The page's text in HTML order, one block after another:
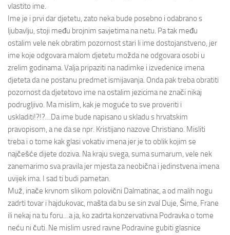
vlastito ime.
Ime je i prvi dar djetetu, zato neka bude posebno i odabrano s
ljubavlju, stoji među brojnim savjetima na netu. Pa tak među
ostalim vele nek obratim pozornost stari li ime dostojanstveno, jer
ime koje odgovara malom djetetu možda ne odgovara osobi u
zrelim godinama. Valja pripaziti na nadimke i izvedenice imena
djeteta da ne postanu predmet ismijavanja. Onda pak treba obratiti
pozornost da djetetovo ime na ostalim jezicima ne znači nikaj
podrugljivo. Ma mislim, kak je moguće to sve proveriti i
uskladiti!?!?…Da ime bude napisano u skladu s hrvatskim
pravopisom, a ne da se npr. Kristijano nazove Christiano. Misliti
treba i o tome kak glasi vokativ imena jer je to oblik kojim se
najčešće dijete doziva. Na kraju svega, suma sumarum, vele nek
zanemarimo sva pravila jer mjesta za neobična i jedinstvena imena
uvijek ima. I sad ti budi pametan.
Muž, inače krvnom slikom polovični Dalmatinac, a od malih nogu
zadrti tovar i hajdukovac, mašta da bu se sin zval Duje, Šime, Frane
ili nekaj na tu foru…a ja, ko zadrta konzervativna Podravka o tome
neću ni čuti. Ne mislim usred ravne Podravine gubiti glasnice